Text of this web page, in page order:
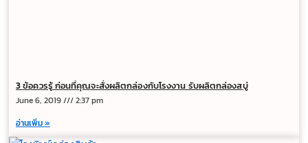
3 ข้อควรรู้ ก่อนที่คุณจะสั่งผลิตกล่องกับโรงงาน รับผลิตกล่องสบู่
June 6, 2019
2:37 pm
อ่านเพิ่ม »